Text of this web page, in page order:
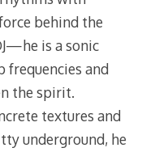
behind the
is a sonic
frequencies and
the spirit.
textures and
underground, he